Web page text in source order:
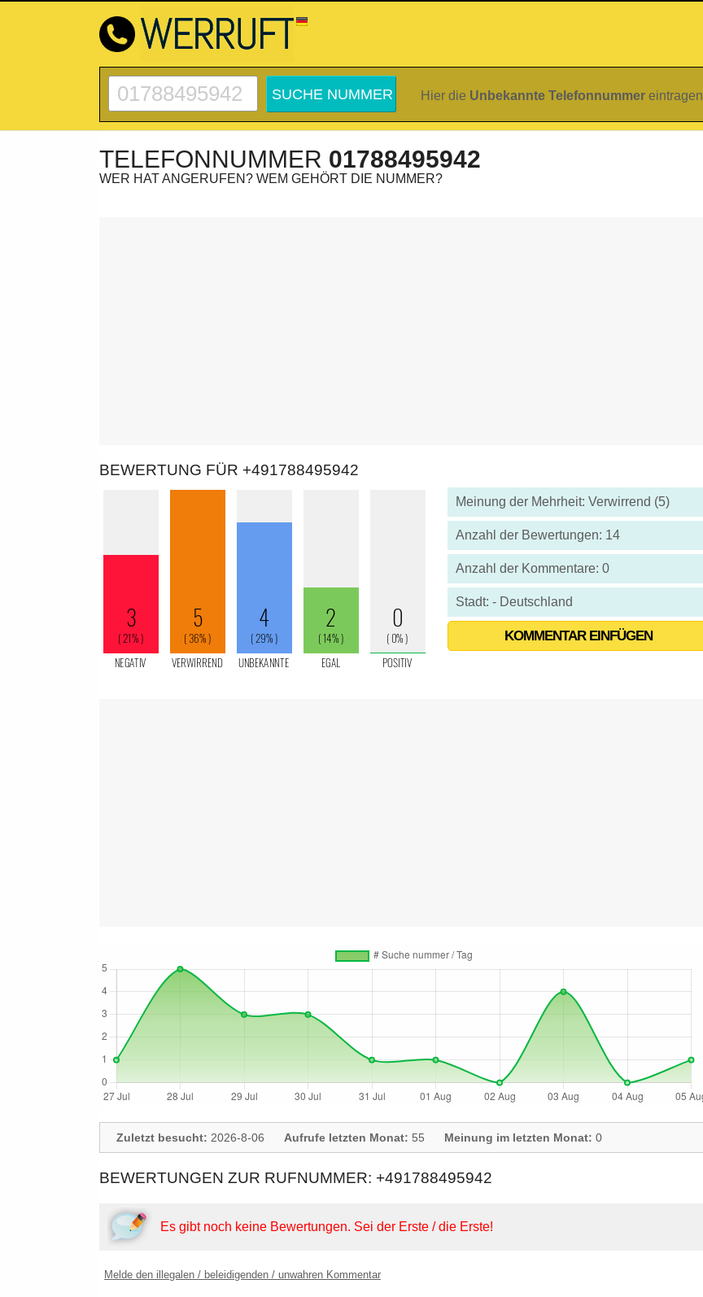
Hier die Unbekannte Telefonnummer eintragen
TELEFONNUMMER 01788495942
WER HAT ANGERUFEN? WEM GEHÖRT DIE NUMMER?
BEWERTUNG FÜR +491788495942
Meinung der Mehrheit: Verwirrend (5)
Anzahl der Bewertungen: 14
Anzahl der Kommentare: 0
Stadt: - Deutschland
KOMMENTAR EINFÜGEN
Zuletzt besucht: 2026-8-06 Aufrufe letzten Monat: 55 Meinung im letzten Monat: 0
BEWERTUNGEN ZUR RUFNUMMER: +491788495942
Es gibt noch keine Bewertungen. Sei der Erste / die Erste!
Melde den illegalen / beleidigenden / unwahren Kommentar